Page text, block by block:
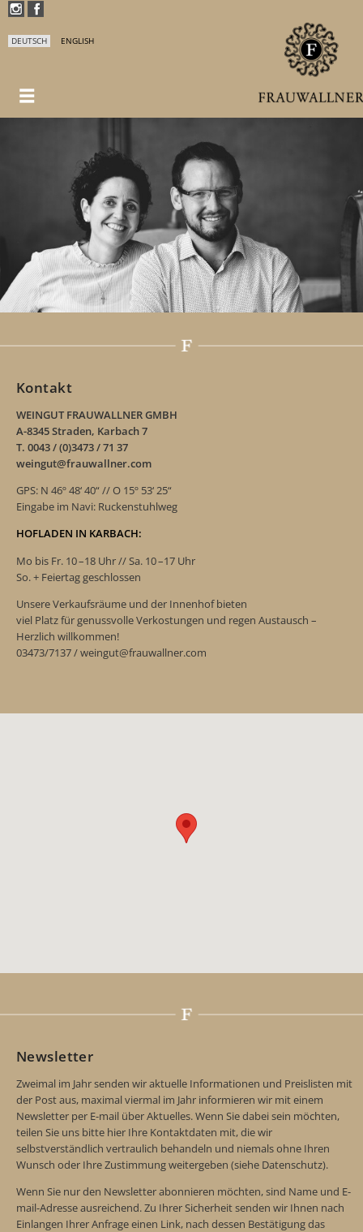
DEUTSCH ENGLISH
Kontakt
WEINGUT FRAUWALLNER GMBH
A-8345 Straden, Karbach 7
T. 0043 / (0)3473 / 71 37
weingut@frauwallner.com
GPS: N 46º 48‘ 40“ // O 15º 53‘ 25“
Eingabe im Navi: Ruckenstuhlweg
HOFLADEN IN KARBACH:
Mo bis Fr. 10 –18 Uhr // Sa. 10 –17 Uhr
So. + Feiertag geschlossen
Unsere Verkaufsräume und der Innenhof bieten
viel Platz für genussvolle Verkostungen und regen Austausch –
Herzlich willkommen!
03473/7137 / weingut@frauwallner.com
Newsletter
Zweimal im Jahr senden wir aktuelle Informationen und Preislisten mit
der Post aus, maximal viermal im Jahr informieren wir mit einem
Newsletter per E-mail über Aktuelles. Wenn Sie dabei sein möchten,
teilen Sie uns bitte hier Ihre Kontaktdaten mit, die wir
selbstverständlich vertraulich behandeln und niemals ohne Ihren
Wunsch oder Ihre Zustimmung weitergeben (siehe Datenschutz).
Wenn Sie nur den Newsletter abonnieren möchten, sind Name und E-
mail-Adresse ausreichend. Zu Ihrer Sicherheit senden wir Ihnen nach
Einlangen Ihrer Anfrage einen Link, nach dessen Bestätigung das